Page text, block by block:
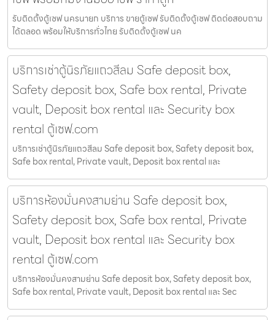
รับติดตั้งตู้เซฟ นครนายก บริการ ขายตู้เซฟ รับติดตั้งตู้เซฟ ติดต่อสอบถาม
ได้ตลอด พร้อมให้บริการทั่วไทย รับติดตั้งตู้เซฟ นค
บริการเช่าตู้นิรภัยแถวสีลม Safe deposit box,
Safety deposit box, Safe box rental, Private
vault, Deposit box rental และ Security box
rental ตู้เซฟ.com
บริการเช่าตู้นิรภัยแถวสีลม Safe deposit box, Safety deposit box,
Safe box rental, Private vault, Deposit box rental และ
บริการห้องมั่นคงสามย่าน Safe deposit box,
Safety deposit box, Safe box rental, Private
vault, Deposit box rental และ Security box
rental ตู้เซฟ.com
บริการห้องมั่นคงสามย่าน Safe deposit box, Safety deposit box,
Safe box rental, Private vault, Deposit box rental และ Sec